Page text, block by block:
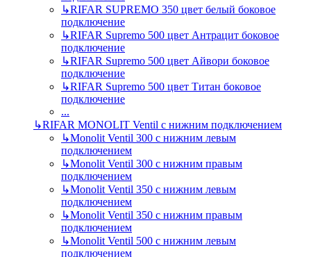
↳RIFAR SUPREMO 350 цвет белый боковое
подключение
↳RIFAR Supremo 500 цвет Антрацит боковое
подключение
↳RIFAR Supremo 500 цвет Айвори боковое
подключение
↳RIFAR Supremo 500 цвет Титан боковое
подключение
...
↳RIFAR MONOLIT Ventil с нижним подключением
↳Monolit Ventil 300 с нижним левым
подключением
↳Monolit Ventil 300 с нижним правым
подключением
↳Monolit Ventil 350 с нижним левым
подключением
↳Monolit Ventil 350 с нижним правым
подключением
↳Monolit Ventil 500 с нижним левым
подключением